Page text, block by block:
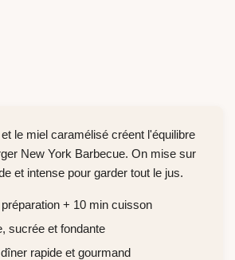
le miel caramélisé créent l'équilibre
New York Barbecue. On mise sur
et intense pour garder tout le jus.
+ 10 min cuisson
sucrée et fondante
rapide et gourmand